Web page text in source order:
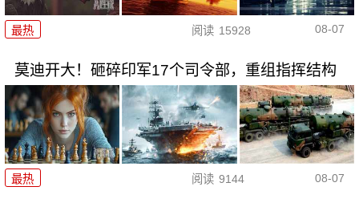
最热 阅读 15928 08-07
莫迪开大！砸碎印军17个司令部，重组指挥结构
最热 阅读 9144 08-07